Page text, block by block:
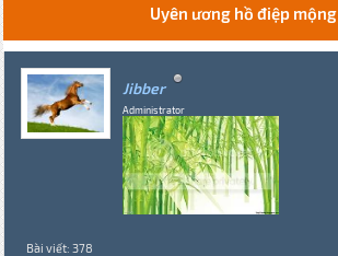
Uyên ương hồ điệp mộng
Jibber
Administrator
Bài viết: 378